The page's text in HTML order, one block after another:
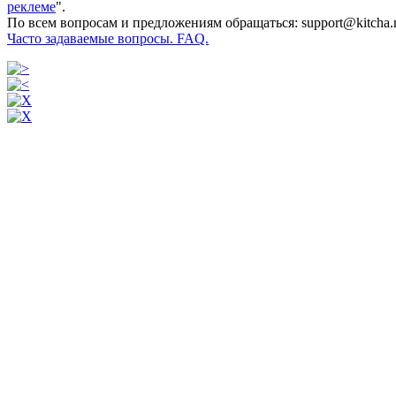
реклеме".
По всем вопросам и предложениям обращаться:
Часто задаваемые вопросы. FAQ.